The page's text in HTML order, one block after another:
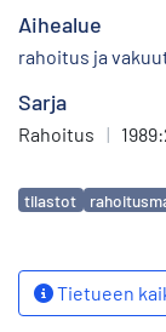
Aihealue
rahoitus ja
Sarja
Rahoitus |
Avainsanat
tilastot
Tietueen